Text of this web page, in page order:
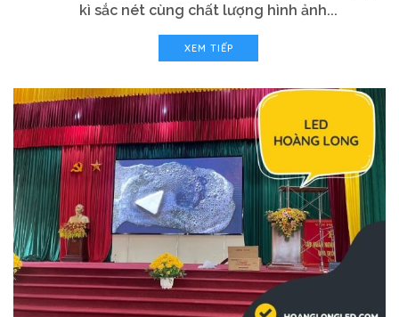
kì sắc nét cùng chất lượng hình ảnh...
XEM TIẾP